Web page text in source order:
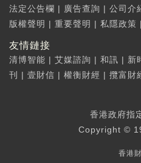
法定公告欄 | 廣告查詢 | 公司介
版權聲明 | 重要聲明 | 私隱政策 |
友情鏈接
清博智能 | 艾媒諮詢 | 和訊 | 新
刊
| 壹財信 | 權衡財經 | 攬富財
香港政府指
Copyright ©
香港